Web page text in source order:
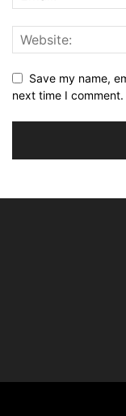
Save my name,
next time I comment.